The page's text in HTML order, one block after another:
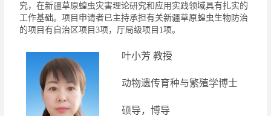
究，在新疆草原蝗虫灾害理论研究和应用实践领域具有扎实的
工作基础。项目申请者已主持承担有关新疆草原蝗虫生物防治
的项目有自治区项目 3项，厅局级项目 1项。
叶小芳 教授
动物遗传育种与繁殖学博士
硕导，博导